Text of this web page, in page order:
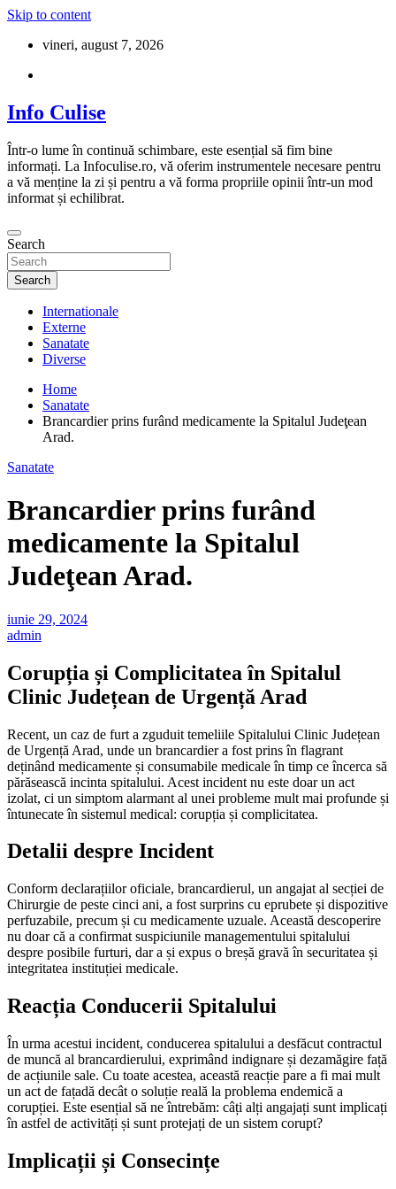
Skip to content
vineri, august 7, 2026
Info Culise
Într-o lume în continuă schimbare, este esențial să fim bine
informați. La Infoculise.ro, vă oferim instrumentele necesare pentru
a vă menține la zi și pentru a vă forma propriile opinii într-un mod
informat și echilibrat.
Search
Search
Internationale
Externe
Sanatate
Diverse
Home
Sanatate
Brancardier prins furând medicamente la Spitalul Judeţean
Arad.
Sanatate
Brancardier prins furând
medicamente la Spitalul
Judeţean Arad.
iunie 29, 2024
admin
Corupția și Complicitatea în Spitalul
Clinic Județean de Urgență Arad
Recent, un caz de furt a zguduit temeliile Spitalului Clinic Județean
de Urgență Arad, unde un brancardier a fost prins în flagrant
deținând medicamente și consumabile medicale în timp ce încerca să
părăsească incinta spitalului. Acest incident nu este doar un act
izolat, ci un simptom alarmant al unei probleme mult mai profunde și
întunecate în sistemul medical: corupția și complicitatea.
Detalii despre Incident
Conform declarațiilor oficiale, brancardierul, un angajat al secției de
Chirurgie de peste cinci ani, a fost surprins cu eprubete și dispozitive
perfuzabile, precum și cu medicamente uzuale. Această descoperire
nu doar că a confirmat suspiciunile managementului spitalului
despre posibile furturi, dar a și expus o breșă gravă în securitatea și
integritatea instituției medicale.
Reacția Conducerii Spitalului
În urma acestui incident, conducerea spitalului a desfăcut contractul
de muncă al brancardierului, exprimând indignare și dezamăgire față
de acțiunile sale. Cu toate acestea, această reacție pare a fi mai mult
un act de fațadă decât o soluție reală la problema endemică a
corupției. Este esențial să ne întrebăm: câți alți angajați sunt implicați
în astfel de activități și sunt protejați de un sistem corupt?
Implicații și Consecințe